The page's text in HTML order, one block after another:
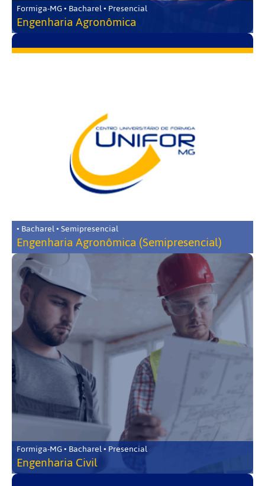
Formiga-MG • Bacharel • Presencial
Engenharia Agronômica
• Bacharel • Semipresencial
Engenharia Agronômica (Semipresencial)
Formiga-MG • Bacharel • Presencial
Engenharia Civil